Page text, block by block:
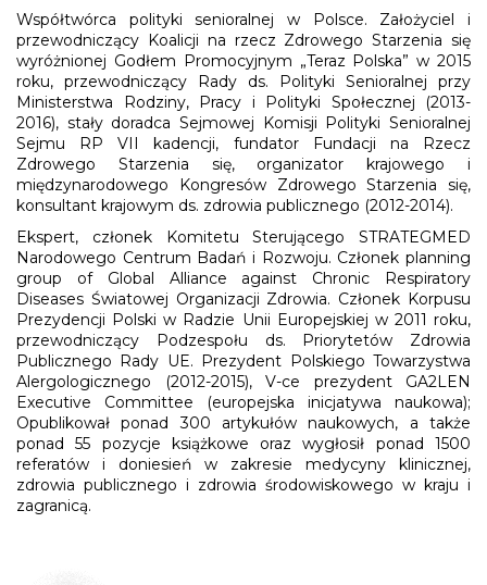
Współtwórca polityki senioralnej w Polsce. Założyciel i
przewodniczący Koalicji na rzecz Zdrowego Starzenia się
wyróżnionej Godłem Promocyjnym „Teraz Polska” w 2015
roku, przewodniczący Rady ds. Polityki Senioralnej przy
Ministerstwa Rodziny, Pracy i Polityki Społecznej (2013-
2016), stały doradca Sejmowej Komisji Polityki Senioralnej
Sejmu RP VII kadencji, fundator Fundacji na Rzecz
Zdrowego Starzenia się, organizator krajowego i
międzynarodowego Kongresów Zdrowego Starzenia się,
konsultant krajowym ds. zdrowia publicznego (2012-2014).
Ekspert, członek Komitetu Sterującego STRATEGMED
Narodowego Centrum Badań i Rozwoju. Członek planning
group of Global Alliance against Chronic Respiratory
Diseases Światowej Organizacji Zdrowia. Członek Korpusu
Prezydencji Polski w Radzie Unii Europejskiej w 2011 roku,
przewodniczący Podzespołu ds. Priorytetów Zdrowia
Publicznego Rady UE. Prezydent Polskiego Towarzystwa
Alergologicznego (2012-2015), V-ce prezydent GA2LEN
Executive Committee (europejska inicjatywa naukowa);
Opublikował ponad 300 artykułów naukowych, a także
ponad 55 pozycje książkowe oraz wygłosił ponad 1500
referatów i doniesień w zakresie medycyny klinicznej,
zdrowia publicznego i zdrowia środowiskowego w kraju i
zagranicą.